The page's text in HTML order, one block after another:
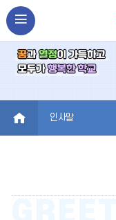
HOME 인사말